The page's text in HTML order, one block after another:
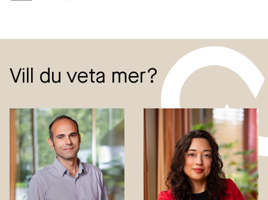
Vill du veta mer?